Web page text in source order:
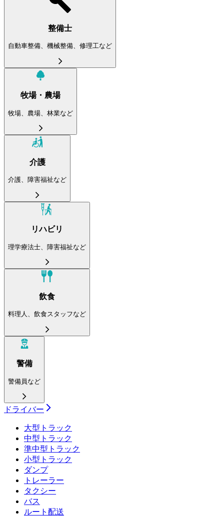
整備士
自動車整備、機械整備、修理工など
牧場・農場
牧場、農場、林業など
介護
介護、障害福祉など
リハビリ
理学療法士、障害福祉など
飲食
料理人、飲食スタッフなど
警備
警備員など
ドライバー
大型トラック
中型トラック
準中型トラック
小型トラック
ダンプ
トレーラー
タクシー
バス
ルート配送